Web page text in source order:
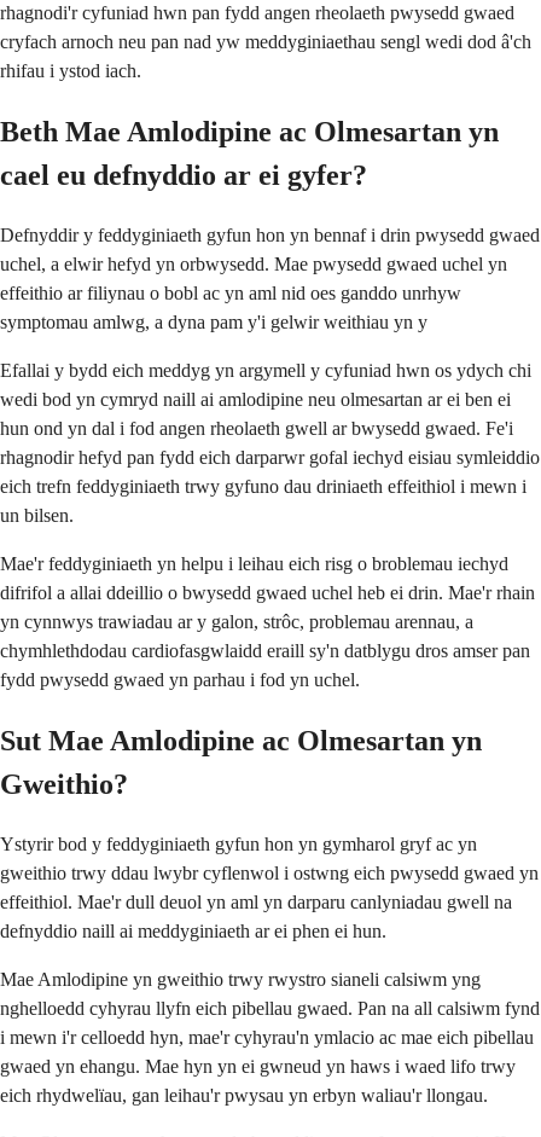
rhagnodi'r cyfuniad hwn pan fydd angen rheolaeth pwysedd gwaed
cryfach arnoch neu pan nad yw meddyginiaethau sengl wedi dod â'ch
rhifau i ystod iach.
Beth Mae Amlodipine ac Olmesartan yn
cael eu defnyddio ar ei gyfer?
Defnyddir y feddyginiaeth gyfun hon yn bennaf i drin pwysedd gwaed
uchel, a elwir hefyd yn orbwysedd. Mae pwysedd gwaed uchel yn
effeithio ar filiynau o bobl ac yn aml nid oes ganddo unrhyw
symptomau amlwg, a dyna pam y'i gelwir weithiau yn y
Efallai y bydd eich meddyg yn argymell y cyfuniad hwn os ydych chi
wedi bod yn cymryd naill ai amlodipine neu olmesartan ar ei ben ei
hun ond yn dal i fod angen rheolaeth gwell ar bwysedd gwaed. Fe'i
rhagnodir hefyd pan fydd eich darparwr gofal iechyd eisiau symleiddio
eich trefn feddyginiaeth trwy gyfuno dau driniaeth effeithiol i mewn i
un bilsen.
Mae'r feddyginiaeth yn helpu i leihau eich risg o broblemau iechyd
difrifol a allai ddeillio o bwysedd gwaed uchel heb ei drin. Mae'r rhain
yn cynnwys trawiadau ar y galon, strôc, problemau arennau, a
chymhlethdodau cardiofasgwlaidd eraill sy'n datblygu dros amser pan
fydd pwysedd gwaed yn parhau i fod yn uchel.
Sut Mae Amlodipine ac Olmesartan yn
Gweithio?
Ystyrir bod y feddyginiaeth gyfun hon yn gymharol gryf ac yn
gweithio trwy ddau lwybr cyflenwol i ostwng eich pwysedd gwaed yn
effeithiol. Mae'r dull deuol yn aml yn darparu canlyniadau gwell na
defnyddio naill ai meddyginiaeth ar ei phen ei hun.
Mae Amlodipine yn gweithio trwy rwystro sianeli calsiwm yng
nghelloedd cyhyrau llyfn eich pibellau gwaed. Pan na all calsiwm fynd
i mewn i'r celloedd hyn, mae'r cyhyrau'n ymlacio ac mae eich pibellau
gwaed yn ehangu. Mae hyn yn ei gwneud yn haws i waed lifo trwy
eich rhydwelïau, gan leihau'r pwysau yn erbyn waliau'r llongau.